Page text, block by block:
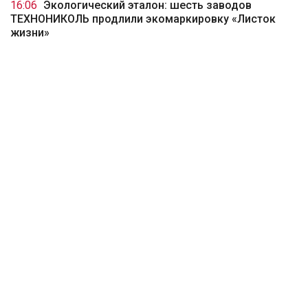
16:06 Экологический эталон: шесть заводов
ТЕХНОНИКОЛЬ продлили экомаркировку «Листок
жизни»